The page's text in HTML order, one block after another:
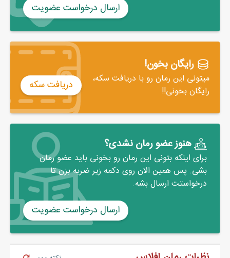
ارسال درخواست عضویت
رایگان بخون!
میتونی این رمان رو با دریافت سکه،
رایگان بخونی!!
دریافت سکه
هنوز عضو رمان نشدی؟
برای اینکه بتونی این رمان رو بخونی باید عضو رمان
بشی. پس همین الان روی دکمه زیر ضربه بزن تا
درخواستت ارسال بشه.
ارسال درخواست عضویت